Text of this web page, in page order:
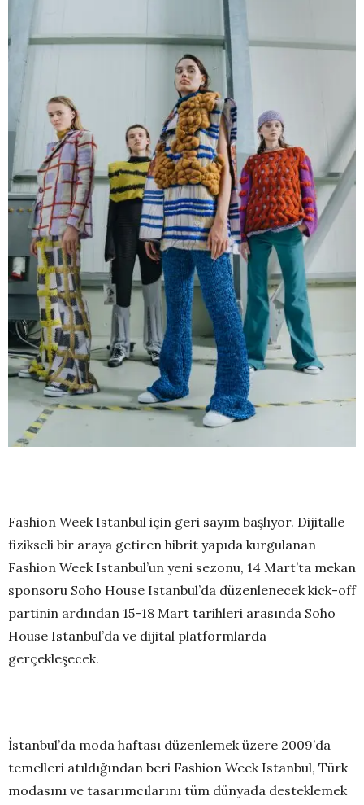
Fashion Week Istanbul için geri sayım başlıyor. Dijitalle
fizikseli bir araya getiren hibrit yapıda kurgulanan
Fashion Week Istanbul’un yeni sezonu, 14 Mart’ta mekan
sponsoru Soho House Istanbul’da düzenlenecek kick-off
partinin ardından 15-18 Mart tarihleri arasında Soho
House Istanbul’da ve dijital platformlarda
gerçekleşecek.
İstanbul’da moda haftası düzenlemek üzere 2009’da
temelleri atıldığından beri Fashion Week Istanbul, Türk
modasını ve tasarımcılarını tüm dünyada desteklemek